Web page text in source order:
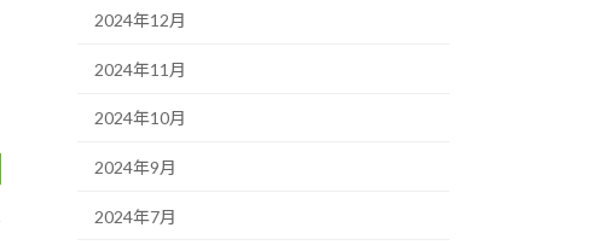
2024年12月
2024年11月
2024年10月
2024年9月
2024年7月